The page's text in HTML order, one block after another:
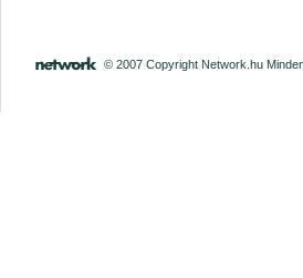
© 2007 Copyright Network.hu